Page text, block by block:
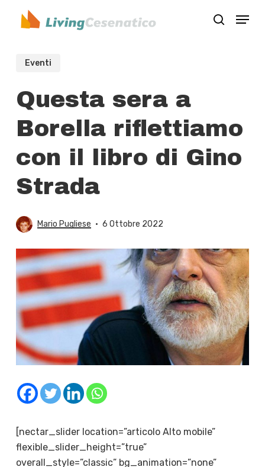
search
Menu
Eventi
Questa sera a
Borella riflettiamo
con il libro di Gino
Strada
Mario Pugliese 6 Ottobre 2022
[nectar_slider location=”articolo Alto mobile”
flexible_slider_height=”true”
overall_style=”classic” bg_animation=”none”